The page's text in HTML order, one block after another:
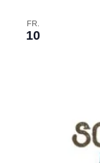
FR.
10